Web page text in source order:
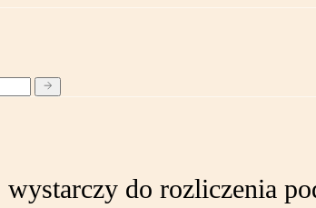
do rozliczenia